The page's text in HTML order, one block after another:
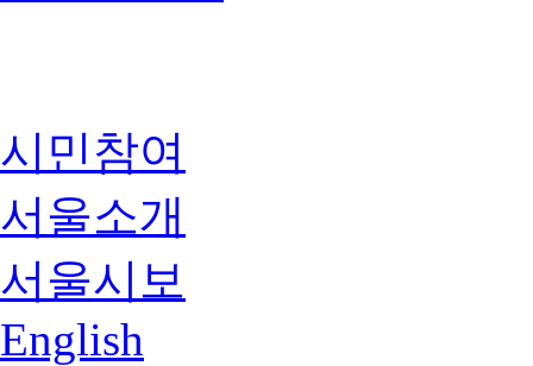
시민참여
서울소개
서울시보
English